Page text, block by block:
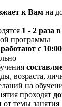
к Вам на
1 - 2 раза
программы
работают с
возраста,
на
проходят
от темы занятия